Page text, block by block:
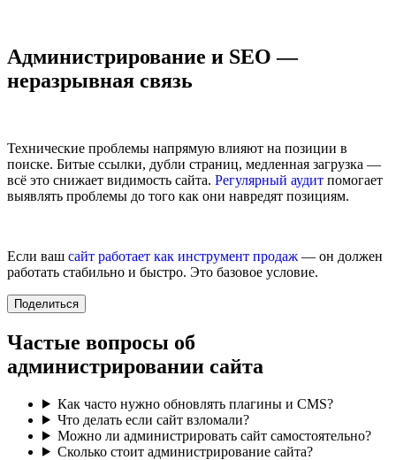
Администрирование и SEO —
неразрывная связь
Технические проблемы напрямую влияют на позиции в
поиске. Битые ссылки, дубли страниц, медленная загрузка —
всё это снижает видимость сайта. Регулярный аудит помогает
выявлять проблемы до того как они навредят позициям.
Если ваш сайт работает как инструмент продаж — он должен
работать стабильно и быстро. Это базовое условие.
Поделиться
Частые вопросы об
администрировании сайта
Как часто нужно обновлять плагины и CMS?
Что делать если сайт взломали?
Можно ли администрировать сайт самостоятельно?
Сколько стоит администрирование сайта?